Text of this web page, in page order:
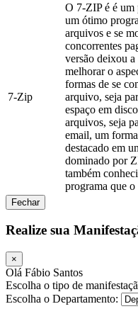
7-Zip
O 7-ZIP é é um
um ótimo
arquivos e se
concorrentes
versão deixou a
melhorar o
formas de se
arquivo, seja
espaço em
arquivos, seja
email, um
destacado em
dominado por
também
programa que o
Fechar
Realize sua
×
Olá Fábio Santos
Escolha o tipo de
Escolha o Departamento: